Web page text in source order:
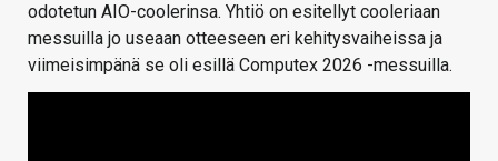
odotetun AIO-coolerinsa. Yhtiö on esitellyt cooleriaan
messuilla jo useaan otteeseen eri kehitysvaiheissa ja
viimeisimpänä se oli esillä Computex 2026 -messuilla.